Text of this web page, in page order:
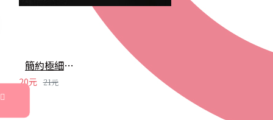
簡約極細噴霧瓶 旅行分裝瓶 保養品分裝 酒精噴霧瓶 小噴壺 香水瓶 隨身瓶
20元 21元